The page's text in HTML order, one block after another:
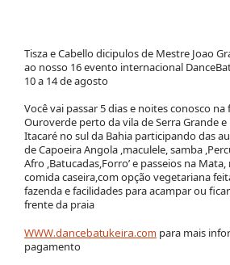
Tisza e Cabello dicipulos de Mestre Joao
ao nosso 16 evento internacional
10 a 14 de agosto
Você vai passar 5 dias e noites conosco
Ouroverde perto da vila de Serra Grande
Itacaré no sul da Bahia participando das
de Capoeira Angola ,maculele, samba
Afro ,Batucadas,Forro’ e passeios na
comida caseira,com opção vegetariana
fazenda e facilidades para acampar ou
frente da praia
WWW.dancebatukeira.com para mais
pagamento